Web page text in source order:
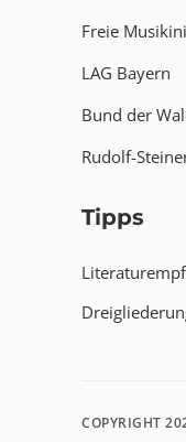
Freie
LAG Bayern
Bund der
Rudolf-
Tipps
COPYRIGHT